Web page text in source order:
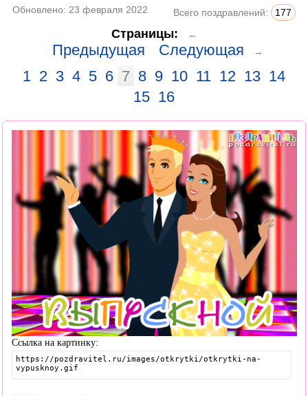
Обновлено: 23 февраля 2022 Всего поздравлений: 177
Страницы: ←
Предыдущая Следующая →
1 2 3 4 5 6 7 8 9 10 11 12 13 14
15 16
Ссылка на картинку: